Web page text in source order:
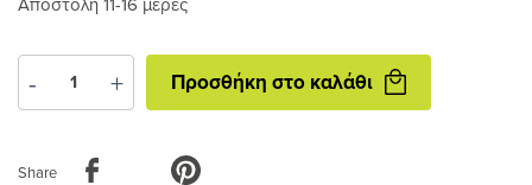
Προσθήκη
στο
καλάθι
- + Προσθήκη στο καλάθι
Share